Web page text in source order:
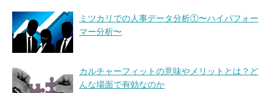
ミツカリでの人事データ分析①〜ハイパフォー
マー分析〜
カルチャーフィットの意味やメリットとは？ど
んな場面で有効なのか